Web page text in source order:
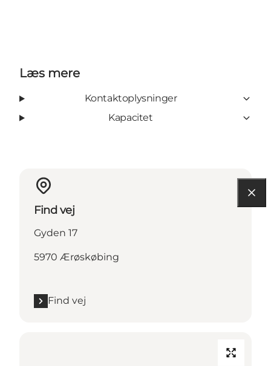
Læs mere
Kontaktoplysninger
Kapacitet
Find vej
Gyden 17
5970 Ærøskøbing
Find vej